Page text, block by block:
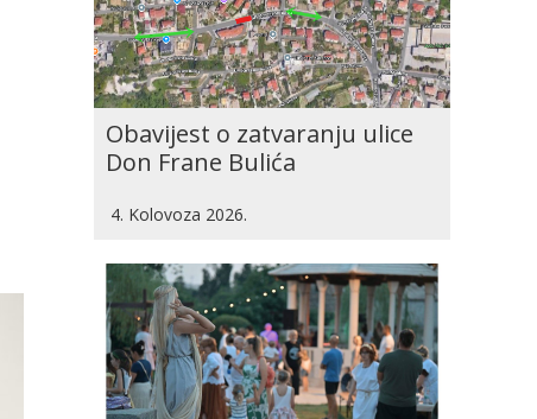
Obavijest o zatvaranju ulice
Don Frane Bulića
4. Kolovoza 2026.